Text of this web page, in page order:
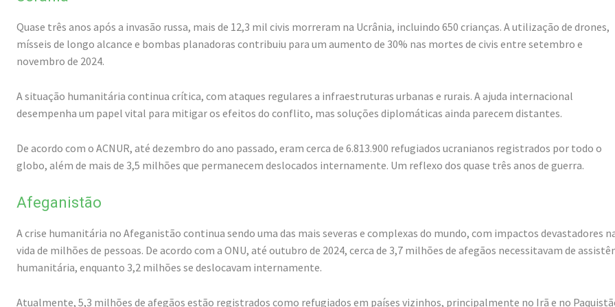
Quase três anos após a invasão russa, mais de 12,3 mil civis morreram na Ucrânia, incluindo 650 crianças. A utilização de drones,
mísseis de longo alcance e bombas planadoras contribuiu para um aumento de 30% nas mortes de civis entre setembro e
novembro de 2024.
A situação humanitária continua crítica, com ataques regulares a infraestruturas urbanas e rurais. A ajuda internacional
desempenha um papel vital para mitigar os efeitos do conflito, mas soluções diplomáticas ainda parecem distantes.
De acordo com o ACNUR, até dezembro do ano passado, eram cerca de 6.813.900 refugiados ucranianos registrados por todo o
globo, além de mais de 3,5 milhões que permanecem deslocados internamente. Um reflexo dos quase três anos de guerra.
Afeganistão
A crise humanitária no Afeganistão continua sendo uma das mais severas e complexas do mundo, com impactos devastadores
vida de milhões de pessoas. De acordo com a ONU, até outubro de 2024, cerca de 3,7 milhões de afegãos necessitavam de
humanitária, enquanto 3,2 milhões se deslocavam internamente.
Atualmente, 5,3 milhões de afegãos estão registrados como refugiados em países vizinhos, principalmente no Irã e no